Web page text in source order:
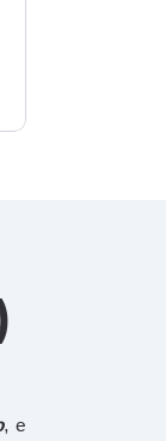
, e